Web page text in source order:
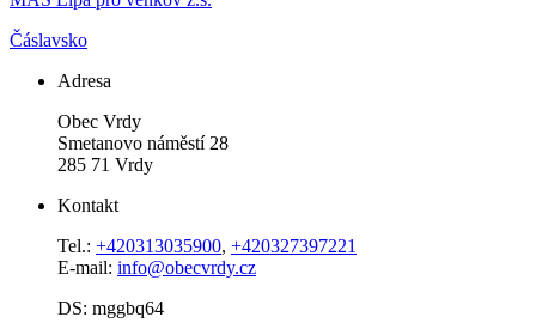
Čáslavsko
Adresa
Obec Vrdy
Smetanovo náměstí 28
285 71 Vrdy
Kontakt
Tel.: +420313035900, +420327397221
E-mail: info@obecvrdy.cz
DS: mggbq64